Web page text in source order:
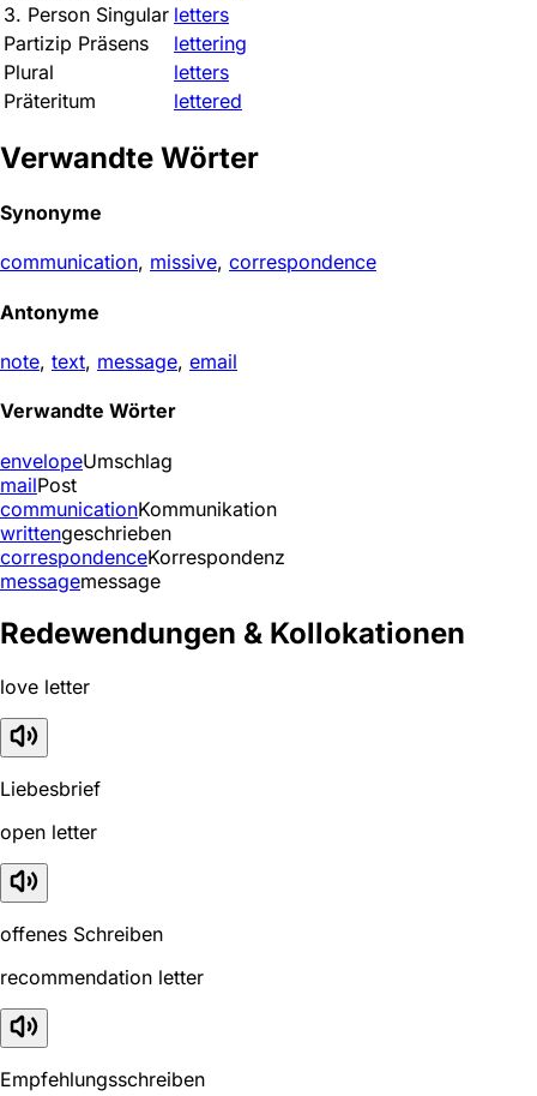
3. Person Singular letters
Partizip Präsens
lettering
Plural
letters
Präteritum
lettered
Verwandte Wörter
Synonyme
communication, missive, correspondence
Antonyme
note, text, message, email
Verwandte Wörter
envelopeUmschlag
mailPost
communicationKommunikation
writtengeschrieben
correspondenceKorrespondenz
messagemessage
Redewendungen & Kollokationen
love letter
Liebesbrief
open letter
offenes Schreiben
recommendation letter
Empfehlungsschreiben